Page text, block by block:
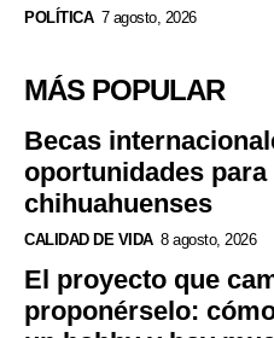
POLÍTICA 7 agosto, 2026
MÁS POPULAR
Becas
oportunidades
chihuahuenses
CALIDAD DE VIDA 8 agosto, 2026
El proyecto que
proponérselo: